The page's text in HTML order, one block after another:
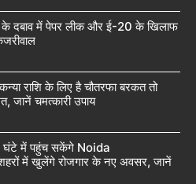
दबाव में पेपर लीक और ई-20 के खिलाफ
राशि के लिए है चौतरफा बरकत तो
जानें चमत्कारी उपाय
घंटे में पहुंच सकेंगे Noida
में खुलेंगे रोजगार के नए अवसर, जानें